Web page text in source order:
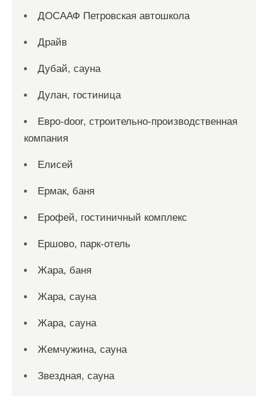
ДОСААФ Петровская автошкола
Драйв
Дубай, сауна
Дулан, гостиница
Евро-door, строительно-производственная
компания
Елисей
Ермак, баня
Ерофей, гостиничный комплекс
Ершово, парк-отель
Жара, баня
Жара, сауна
Жара, сауна
Жемчужина, сауна
Звездная, сауна